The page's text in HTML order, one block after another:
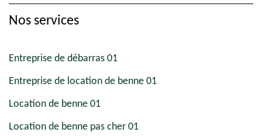
Nos services
Entreprise de débarras 01
Entreprise de location de benne 01
Location de benne 01
Location de benne pas cher 01